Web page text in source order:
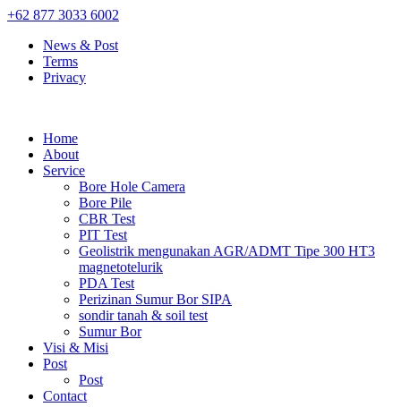
+62 877 3033 6002
News & Post
Terms
Privacy
Home
About
Service
Bore Hole Camera
Bore Pile
CBR Test
PIT Test
Geolistrik mengunakan AGR/ADMT Tipe 300 HT3
magnetotelurik
PDA Test
Perizinan Sumur Bor SIPA
sondir tanah & soil test
Sumur Bor
Visi & Misi
Post
Post
Contact